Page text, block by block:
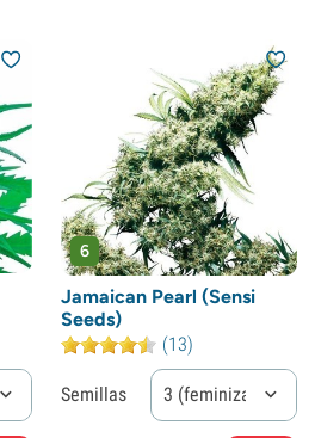
6
Jamaican Pearl (Sensi
Seeds)
(13)
Semillas 3 (feminizadas)